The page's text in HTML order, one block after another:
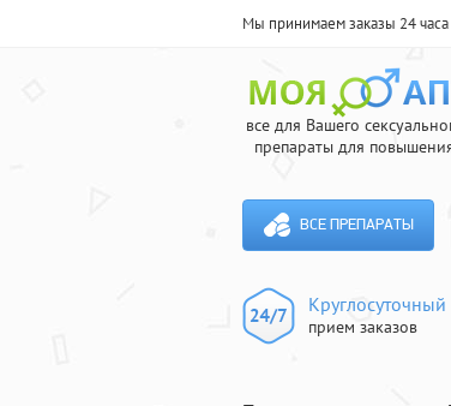
Мы принимаем заказы 24 часа
все для Вашего
препараты для
ВСЕ ПРЕПАРАТЫ
Круглосуточный
прием заказов